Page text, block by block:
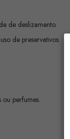
de deslizamento.
de preservativos.
perfumes.